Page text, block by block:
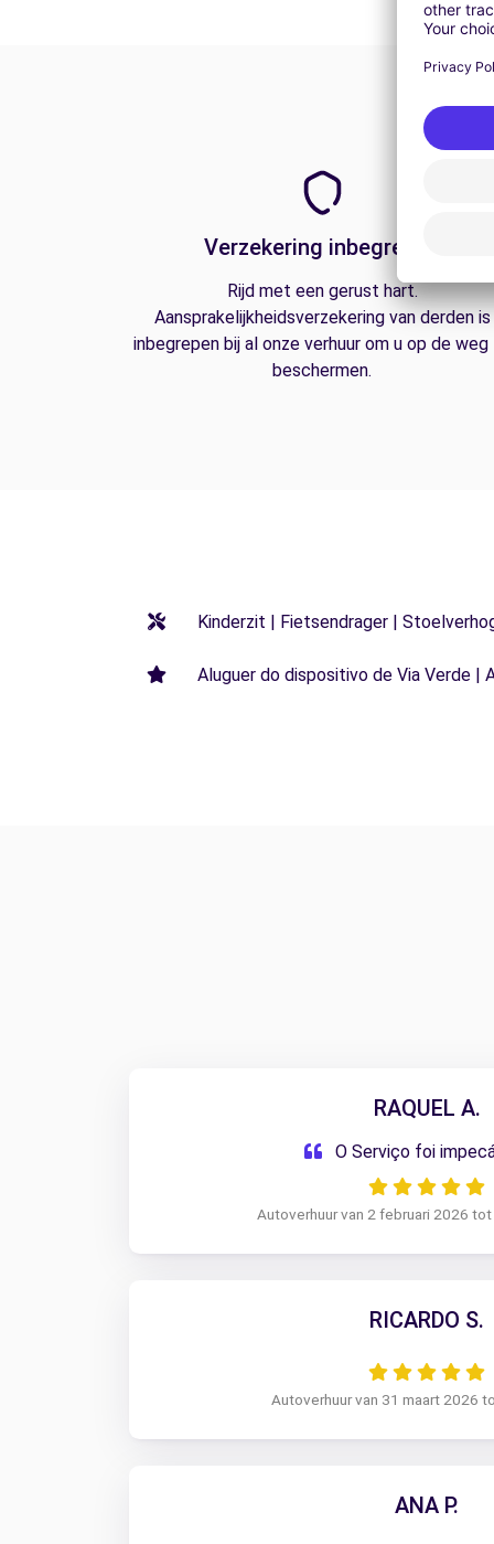
Verzekering inbegrepen
Rijd met een gerust hart.
Aansprakelijkheidsverzekering van derden is
inbegrepen bij al onze verhuur om u op de
beschermen.
Kinderzit | Fietsendrager |
Aluguer do dispositivo de Via Verde |
RAQUEL A.
O Serviço foi
Autoverhuur van 2 februari 2026
RICARDO S.
Autoverhuur van 31 maart 2026
ANA P.